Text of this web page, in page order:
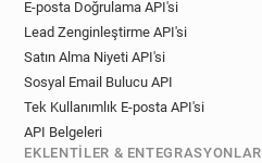
E-posta Doğrulama API'si
Lead Zenginleştirme API'si
Satın Alma Niyeti API'si
Sosyal Email Bulucu API
Tek Kullanımlık E-posta API'si
API Belgeleri
EKLENTILER & ENTEGRASYONLAR